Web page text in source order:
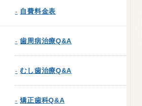
自費料金表
歯周病治療Q&A
むし歯治療Q&A
矯正歯科Q&A